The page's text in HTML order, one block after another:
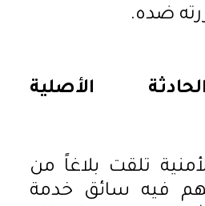
ضده.
الأصلية
تلقت بلاغاً من
تتهم فيه سائق خدمة